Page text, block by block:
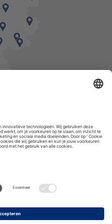
mits voorradig, dinsdag geleverd.